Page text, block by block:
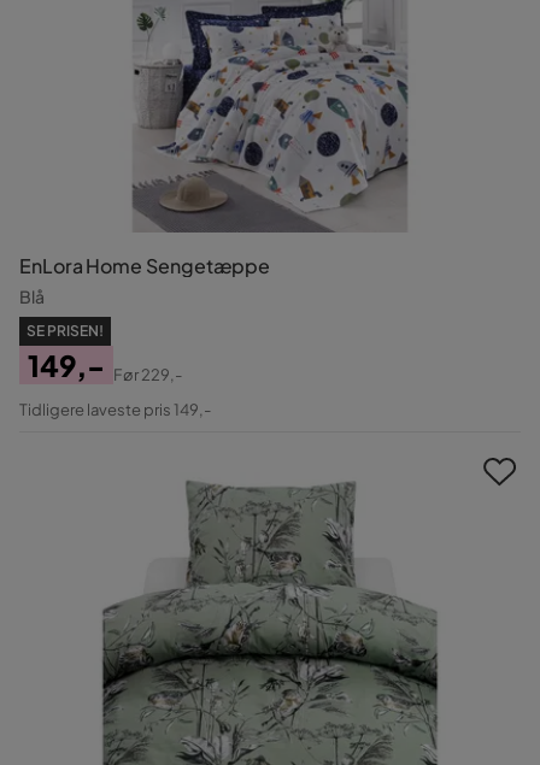
EnLora Home Sengetæppe
Blå
SE PRISEN!
Pris
149,-
Original
Før229,-
Tidligere laveste pris 149,-